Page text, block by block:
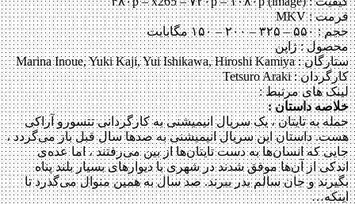
فرمت : MKV
حجم : ۵۵۰ – ۳۲۵ – ۲۰۰ – ۱۵۰ مگابایت
محصول : ژاپن
ستارگان :Marina Inoue, Yuki Kaji, Yui Ishikawa, Hiroshi Kamiya
کارگردان :Tetsuro Araki
لینک های مرتبط :
خلاصه داستان :
حمله به تایتان ، یک سریال انیمیشنی به کارگردانی تتسورو آراکی
هست. داستان این سریال انیمیشنی به صدها سال قبل باز می‌گردد ،
جایی که انسان‌ها به دست تایتان‌ها از بین می‌رفتند ، اما عده‌ی
اندکی از آن‌ها موفق شدند در شهری با دیوارهای بسیار بلند پناه
بگیرند و جان سالم بدر ببرند. صد سال به همین منوال می‌گذرد تا
اینکه…